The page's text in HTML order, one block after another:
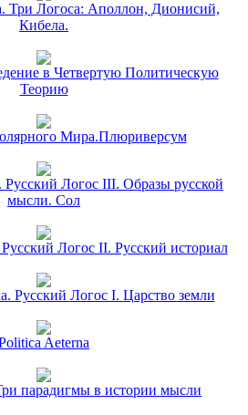
Три Логоса: Аполлон, Дионисий,
Кибела.
в Четвертую Политическую
Теорию
Мира.Плюриверсум
Логос III. Образы русской
мысли. Сол
Логос II. Русский историал
Русский Логос I. Царство земли
Aeterna
парадигмы в истории мысли